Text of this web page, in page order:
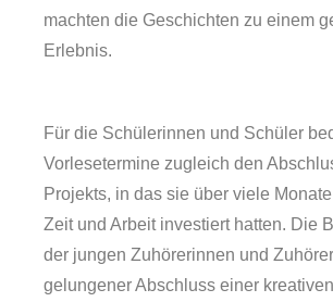
machten die Geschichten zu einem
Erlebnis.
Für die Schülerinnen und Schüler
Vorlesetermine zugleich den
Projekts, in das sie über viele
Zeit und Arbeit investiert hatten. Die
der jungen Zuhörerinnen und
gelungener Abschluss einer